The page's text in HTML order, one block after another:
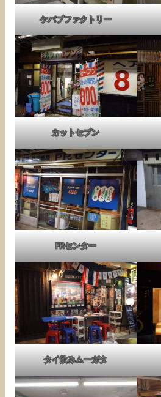
ケバブファクトリー
カットセブン
PRセンター
タイ飲みムーガタ